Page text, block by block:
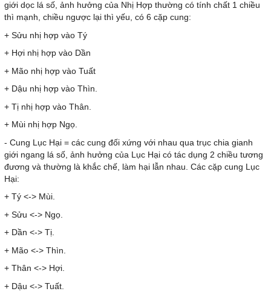
giới dọc lá số, ảnh hưởng của Nhị Hợp thường có tính chất 1 chiều
thì mạnh, chiều ngược lại thì yếu, có 6 cặp cung:
+ Sửu nhị hợp vào Tý
+ Hợi nhị hợp vào Dần
+ Mão nhị hợp vào Tuất
+ Dậu nhị hợp vào Thìn.
+ Tị nhị hợp vào Thân.
+ Mùi nhị hợp Ngọ.
- Cung Lục Hại = các cung đối xứng với nhau qua trục chia gianh
giới ngang lá số, ảnh hưởng của Lục Hại có tác dụng 2 chiều tương
đương và thường là khắc chế, làm hại lẫn nhau. Các cặp cung Lục
Hại:
+ Tý <-> Mùi.
+ Sửu <-> Ngọ.
+ Dần <-> Tị.
+ Mão <-> Thìn.
+ Thân <-> Hợi.
+ Dậu <-> Tuất.